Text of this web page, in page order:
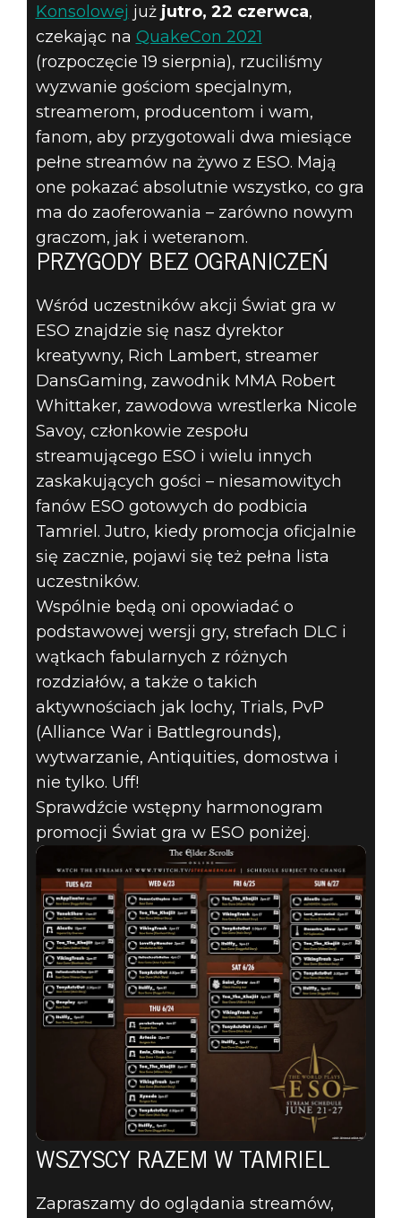
Konsolowej już jutro, 22 czerwca,
czekając na QuakeCon 2021
(rozpoczęcie 19 sierpnia), rzuciliśmy
wyzwanie gościom specjalnym,
streamerom, producentom i wam,
fanom, aby przygotowali dwa miesiące
pełne streamów na żywo z ESO. Mają
one pokazać absolutnie wszystko, co gra
ma do zaoferowania – zarówno nowym
graczom, jak i weteranom.
PRZYGODY BEZ OGRANICZEŃ
Wśród uczestników akcji Świat gra w
ESO znajdzie się nasz dyrektor
kreatywny, Rich Lambert, streamer
DansGaming, zawodnik MMA Robert
Whittaker, zawodowa wrestlerka Nicole
Savoy, członkowie zespołu
streamującego ESO i wielu innych
zaskakujących gości – niesamowitych
fanów ESO gotowych do podbicia
Tamriel. Jutro, kiedy promocja oficjalnie
się zacznie, pojawi się też pełna lista
uczestników.
Wspólnie będą oni opowiadać o
podstawowej wersji gry, strefach DLC i
wątkach fabularnych z różnych
rozdziałów, a także o takich
aktywnościach jak lochy, Trials, PvP
(Alliance War i Battlegrounds),
wytwarzanie, Antiquities, domostwa i
nie tylko. Uff!
Sprawdźcie wstępny harmonogram
promocji Świat gra w ESO poniżej.
WSZYSCY RAZEM W TAMRIEL
Zapraszamy do oglądania streamów,